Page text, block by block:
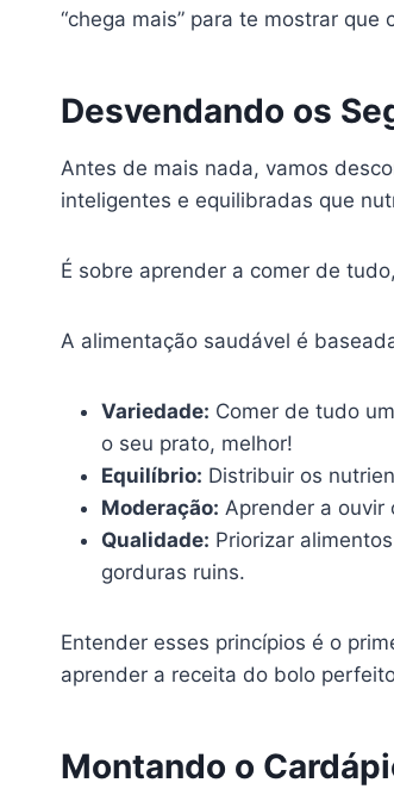
“chega mais” para te mostrar
Desvendando os
Antes de mais nada, vamos
inteligentes e equilibradas que
É sobre aprender a comer de
A alimentação saudável é
Variedade: Comer de tudo
o seu prato, melhor!
Equilíbrio: Distribuir os
Moderação: Aprender a ouvir
Qualidade: Priorizar
gorduras ruins.
Entender esses princípios é o
aprender a receita do bolo
Montando o